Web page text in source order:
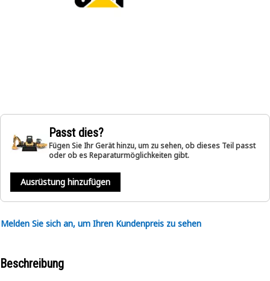
Passt dies?
Fügen Sie Ihr Gerät hinzu, um zu sehen, ob dieses Teil passt
oder ob es Reparaturmöglichkeiten gibt.
Ausrüstung hinzufügen
Melden Sie sich an, um Ihren Kundenpreis zu sehen
Beschreibung